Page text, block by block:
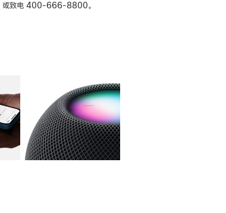
或致电 400-666-8800。
图库 图像 5